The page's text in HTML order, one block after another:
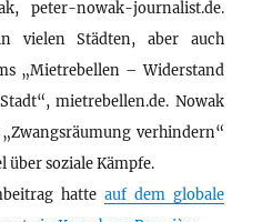
peter-nowak-journalist.de.
vielen Städten, aber auch
„Mietrebellen – Widerstand
mietrebellen.de. Nowak
verhindern“
soziale Kämpfe.
hatte auf dem globale